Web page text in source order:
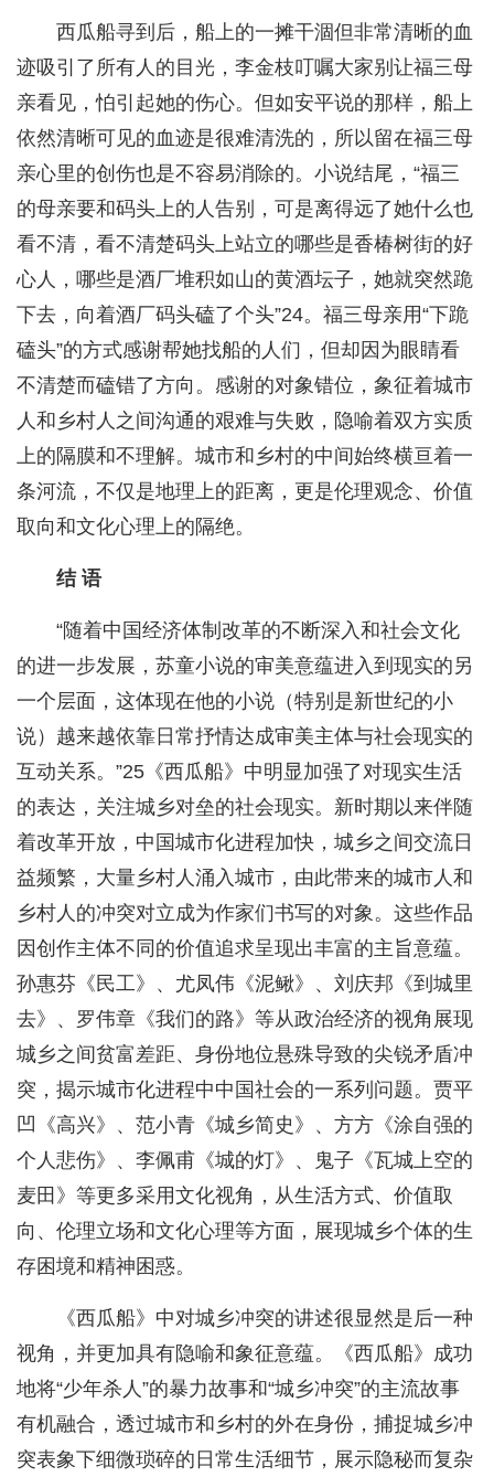
西瓜船寻到后，船上的一摊干涸但非常清晰的血
迹吸引了所有人的目光，李金枝叮嘱大家别让福三母
亲看见，怕引起她的伤心。但如安平说的那样，船上
依然清晰可见的血迹是很难清洗的，所以留在福三母
亲心里的创伤也是不容易消除的。小说结尾，“福三
的母亲要和码头上的人告别，可是离得远了她什么也
看不清，看不清楚码头上站立的哪些是香椿树街的好
心人，哪些是酒厂堆积如山的黄酒坛子，她就突然跪
下去，向着酒厂码头磕了个头”24。福三母亲用“下跪
磕头”的方式感谢帮她找船的人们，但却因为眼睛看
不清楚而磕错了方向。感谢的对象错位，象征着城市
人和乡村人之间沟通的艰难与失败，隐喻着双方实质
上的隔膜和不理解。城市和乡村的中间始终横亘着一
条河流，不仅是地理上的距离，更是伦理观念、价值
取向和文化心理上的隔绝。
结 语
“随着中国经济体制改革的不断深入和社会文化
的进一步发展，苏童小说的审美意蕴进入到现实的另
一个层面，这体现在他的小说（特别是新世纪的小
说）越来越依靠日常抒情达成审美主体与社会现实的
互动关系。”25《西瓜船》中明显加强了对现实生活
的表达，关注城乡对垒的社会现实。新时期以来伴随
着改革开放，中国城市化进程加快，城乡之间交流日
益频繁，大量乡村人涌入城市，由此带来的城市人和
乡村人的冲突对立成为作家们书写的对象。这些作品
因创作主体不同的价值追求呈现出丰富的主旨意蕴。
孙惠芬《民工》、尤凤伟《泥鳅》、刘庆邦《到城里
去》、罗伟章《我们的路》等从政治经济的视角展现
城乡之间贫富差距、身份地位悬殊导致的尖锐矛盾冲
突，揭示城市化进程中中国社会的一系列问题。贾平
凹《高兴》、范小青《城乡简史》、方方《涂自强的
个人悲伤》、李佩甫《城的灯》、鬼子《瓦城上空的
麦田》等更多采用文化视角，从生活方式、价值取
向、伦理立场和文化心理等方面，展现城乡个体的生
存困境和精神困惑。
《西瓜船》中对城乡冲突的讲述很显然是后一种
视角，并更加具有隐喻和象征意蕴。《西瓜船》成功
地将“少年杀人”的暴力故事和“城乡冲突”的主流故事
有机融合，透过城市和乡村的外在身份，捕捉城乡冲
突表象下细微琐碎的日常生活细节，展示隐秘而复杂